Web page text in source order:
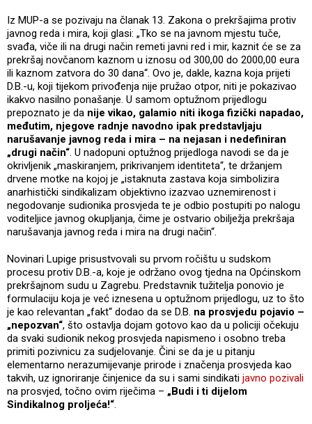
Iz MUP-a se pozivaju na članak 13. Zakona o prekršajima protiv
javnog reda i mira, koji glasi: „Tko se na javnom mjestu tuče,
svađa, viče ili na drugi način remeti javni red i mir, kaznit će se za
prekršaj novčanom kaznom u iznosu od 300,00 do 2000,00 eura
ili kaznom zatvora do 30 dana“. Ovo je, dakle, kazna koja prijeti
D.B.-u, koji tijekom privođenja nije pružao otpor, niti je pokazivao
ikakvo nasilno ponašanje. U samom optužnom prijedlogu
prepoznato je da nije vikao, galamio niti ikoga fizički napadao,
međutim, njegove radnje navodno ipak predstavljaju
narušavanje javnog reda i mira – na nejasan i nedefiniran
„drugi način“. U nadopuni optužnog prijedloga navodi se da je
okrivljenik „maskiranjem, prikrivanjem identiteta“, te držanjem
drvene motke na kojoj je „istaknuta zastava koja simbolizira
anarhistički sindikalizam objektivno izazvao uznemirenost i
negodovanje sudionika prosvjeda te je odbio postupiti po nalogu
voditeljice javnog okupljanja, čime je ostvario obilježja prekršaja
narušavanja javnog reda i mira na drugi način“.
Novinari Lupige prisustvovali su prvom ročištu u sudskom
procesu protiv D.B.-a, koje je održano ovog tjedna na Općinskom
prekršajnom sudu u Zagrebu. Predstavnik tužitelja ponovio je
formulaciju koja je već iznesena u optužnom prijedlogu, uz to što
je kao relevantan „fakt“ dodao da se D.B. na prosvjedu pojavio –
„nepozvan“, što ostavlja dojam gotovo kao da u policiji očekuju
da svaki sudionik nekog prosvjeda napismeno i osobno treba
primiti pozivnicu za sudjelovanje. Čini se da je u pitanju
elementarno nerazumijevanje prirode i značenja prosvjeda kao
takvih, uz ignoriranje činjenice da su i sami sindikati javno pozivali
na prosvjed, točno ovim riječima – „Budi i ti dijelom
Sindikalnog proljeća!“.